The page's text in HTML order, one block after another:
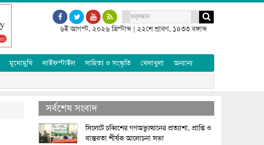
৬ই আগস্ট, ২০২৬ খ্রিস্টাব্দ| ২২শে শ্রাবণ, ১৪৩৩ বঙ্গাব্দ
মুখোমুখি লাইফস্টাইল সাহিত্য ও সংস্কৃতি খেলাধুলা অন্যান্য
সর্বশেষ সংবাদ
সিলেটে চব্বিশের গণঅভ্যুত্থানের প্রত্যাশা, প্রাপ্তি ও
বাস্তবতা শীর্ষক আলোচনা সভা